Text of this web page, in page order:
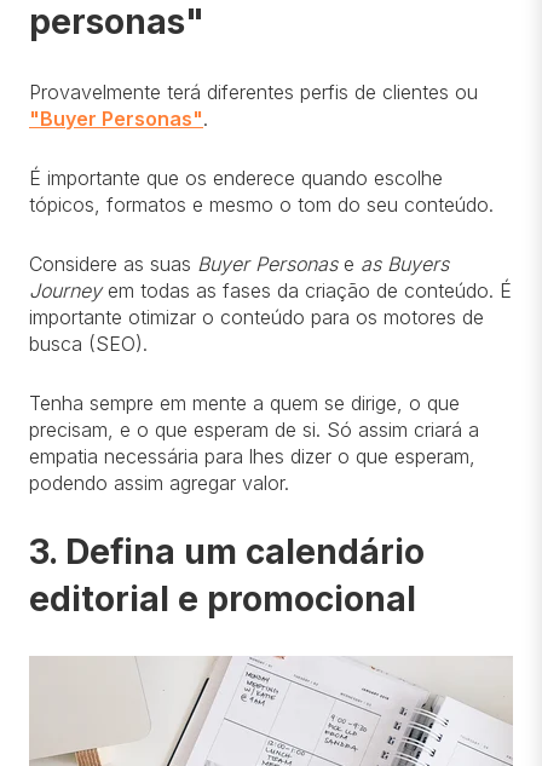
personas"
Provavelmente terá diferentes perfis de clientes ou
"Buyer Personas".
É importante que os enderece quando escolhe
tópicos, formatos e mesmo o tom do seu conteúdo.
Considere as suas Buyer Personas e as Buyers
Journeyem todas as fases da criação de conteúdo. É
importante otimizar o conteúdo para os motores de
busca (SEO).
Tenha sempre em mente a quem se dirige, o que
precisam, e o que esperam de si. Só assim criará a
empatia necessária para lhes dizer o que esperam,
podendo assim agregar valor.
3. Defina um calendário
editorial e promocional